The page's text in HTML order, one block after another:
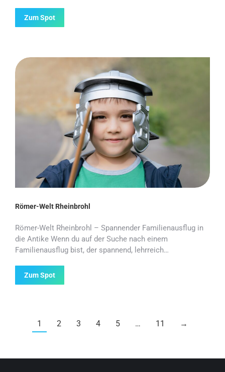
Zum Spot
Römer-Welt Rheinbrohl
Römer-Welt Rheinbrohl – Spannender Familienausflug in
die Antike Wenn du auf der Suche nach einem
Familienausflug bist, der spannend, lehrreich…
Zum Spot
1 2 3 4 5 … 11 →